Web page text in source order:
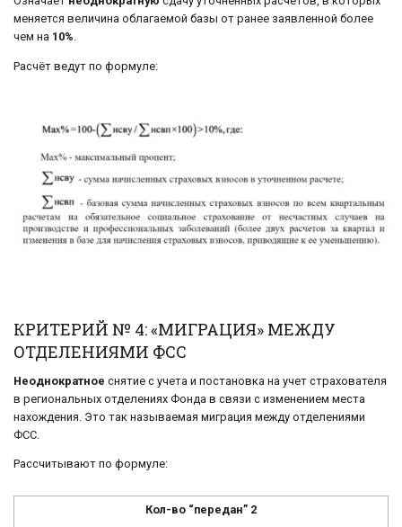
меняется величина облагаемой базы от ранее заявленной более
чем на 10%.
Расчёт ведут по формуле:
КРИТЕРИЙ № 4: «МИГРАЦИЯ» МЕЖДУ
ОТДЕЛЕНИЯМИ ФСС
Неоднократное снятие с учета и постановка на учет страхователя
в региональных отделениях Фонда в связи с изменением места
нахождения. Это так называемая миграция между отделениями
ФСС.
Рассчитывают по формуле:
Кол-во “передан” 2